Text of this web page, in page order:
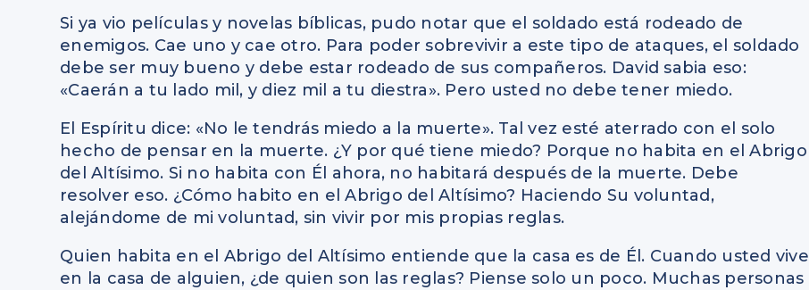
Si ya vio películas y novelas bíblicas, pudo notar que el soldado está rodeado de
enemigos. Cae uno y cae otro. Para poder sobrevivir a este tipo de ataques, el soldado
debe ser muy bueno y debe estar rodeado de sus compañeros. David sabia eso:
«Caerán a tu lado mil, y diez mil a tu diestra». Pero usted no debe tener miedo.
El Espíritu dice: «No le tendrás miedo a la muerte». Tal vez esté aterrado con el solo
hecho de pensar en la muerte. ¿Y por qué tiene miedo? Porque no habita en el Abrigo
del Altísimo. Si no habita con Él ahora, no habitará después de la muerte. Debe
resolver eso. ¿Cómo habito en el Abrigo del Altísimo? Haciendo Su voluntad,
alejándome de mi voluntad, sin vivir por mis propias reglas.
Quien habita en el Abrigo del Altísimo entiende que la casa es de Él. Cuando usted vive
en la casa de alguien, ¿de quien son las reglas? Piense solo un poco. Muchas personas